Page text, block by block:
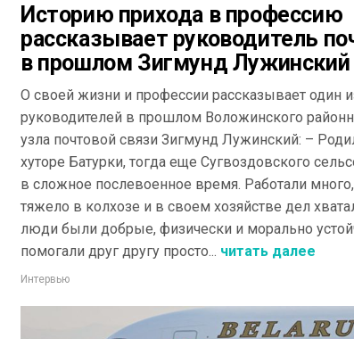
Историю прихода в профессию
рассказывает руководитель
в прошлом Зигмунд Лужинский
О своей жизни и профессии рассказывает один
руководителей в прошлом Воложинского
узла почтовой связи Зигмунд Лужинский: –
хуторе Батурки, тогда еще Сугвоздовского
в сложное послевоенное время. Работали много,
тяжело в колхозе и в своем хозяйстве дел
люди были добрые, физически и морально
помогали друг другу просто... читать далее
Интервью